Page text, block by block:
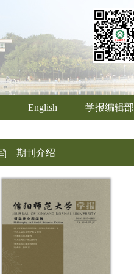
English 学报编辑部
期刊介绍